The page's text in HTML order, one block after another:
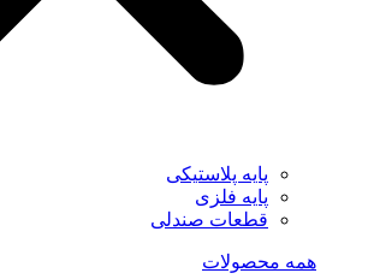
پایه پلاستیکی
پایه فلزی
قطعات صندلی
همه محصولات